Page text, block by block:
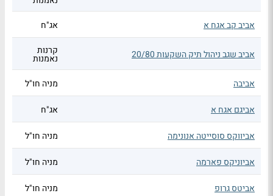
אביב קב אגח א
אג"ח
אביב שגב ניהול תיק השקעות 20/80 קרנות
נאמנות
אביבה
מניה חו"ל
אביגם אגח א אג"ח
אביווקס סוסייטה אנונימה מניה חו"ל
אביוניקס פארמה מניה חו"ל
אביטס גרופ מניה חו"ל